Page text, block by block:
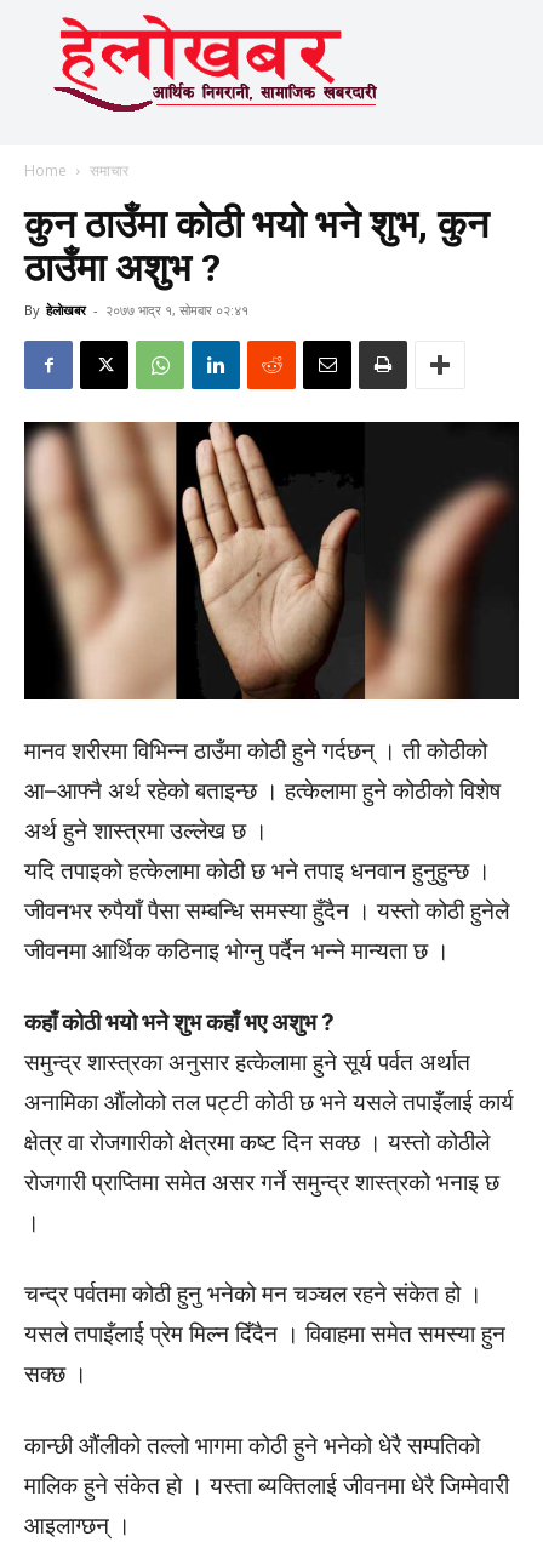
Home समाचार
कुन ठाउँमा कोठी भयो भने शुभ, कुन
ठाउँमा अशुभ ?
By हेलाेखबर - २०७७ भाद्र १, सोमबार ०२:४१
मानव शरीरमा विभिन्न ठाउँमा कोठी हुने गर्दछन् । ती कोठीको
आ–आफ्नै अर्थ रहेको बताइन्छ । हत्केलामा हुने कोठीको विशेष
अर्थ हुने शास्त्रमा उल्लेख छ ।
यदि तपाइको हत्केलामा कोठी छ भने तपाइ धनवान हुनुहुन्छ ।
जीवनभर रुपैयाँ पैसा सम्बन्धि समस्या हुँदैन । यस्तो कोठी हुनेले
जीवनमा आर्थिक कठिनाइ भोग्नु पर्दैन भन्ने मान्यता छ ।
कहाँ कोठी भयो भने शुभ कहाँ भए अशुभ ?
समुन्द्र शास्त्रका अनुसार हत्केलामा हुने सूर्य पर्वत अर्थात
अनामिका औंलोको तल पट्टी कोठी छ भने यसले तपाइँलाई कार्य
क्षेत्र वा रोजगारीको क्षेत्रमा कष्ट दिन सक्छ । यस्तो कोठीले
रोजगारी प्राप्तिमा समेत असर गर्ने समुन्द्र शास्त्रको भनाइ छ
।
चन्द्र पर्वतमा कोठी हुनु भनेको मन चञ्चल रहने संकेत हो ।
यसले तपाइँलाई प्रेम मिल्न दिँदैन । विवाहमा समेत समस्या हुन
सक्छ ।
कान्छी औंलीको तल्लो भागमा कोठी हुने भनेको धेरै सम्पतिको
मालिक हुने संकेत हो । यस्ता ब्यक्तिलाई जीवनमा धेरै जिम्मेवारी
आइलाग्छन् ।